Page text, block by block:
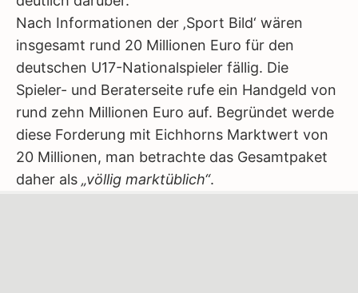
Nach Informationen der ‚Sport Bild‘ wären
insgesamt rund 20 Millionen Euro für den
deutschen U17-Nationalspieler fällig. Die
Spieler- und Beraterseite rufe ein Handgeld von
rund zehn Millionen Euro auf. Begründet werde
diese Forderung mit Eichhorns Marktwert von
20 Millionen, man betrachte das Gesamtpaket
daher als „völlig marktüblich“.